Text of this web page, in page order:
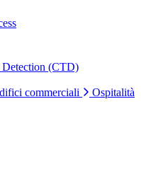
Detection (CTD)
commerciali Ospitalità